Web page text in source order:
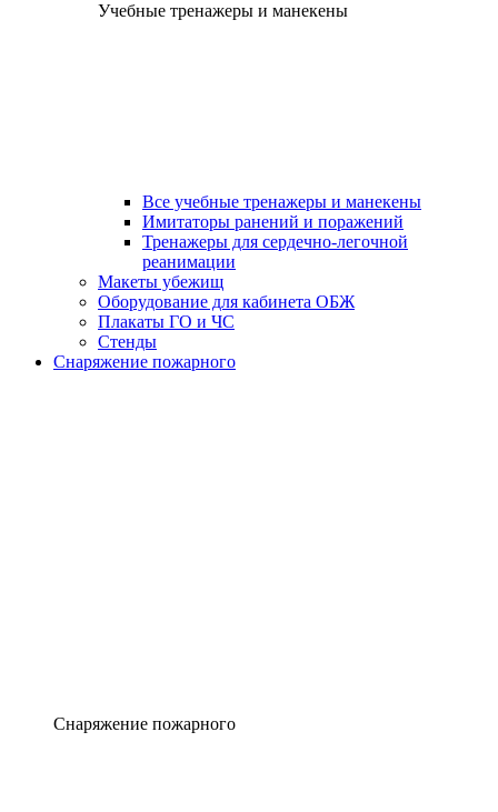
Учебные тренажеры и манекены
Все учебные тренажеры и манекены
Имитаторы ранений и поражений
Тренажеры для сердечно-легочной
реанимации
Макеты убежищ
Оборудование для кабинета ОБЖ
Плакаты ГО и ЧС
Стенды
Снаряжение пожарного
Снаряжение пожарного